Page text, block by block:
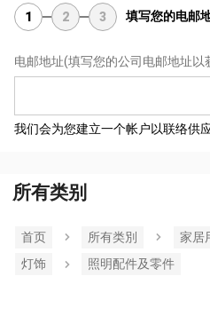
1 2 3 填写您的电邮
电邮地址(填写您的公司电邮地址以
我们会为您建立一个帐户以联络供
所有类别
首页 所有类別
家居
灯饰
照明配件及零件